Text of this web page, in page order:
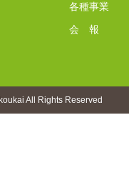
各種事業
会 報
All Rights Reserved